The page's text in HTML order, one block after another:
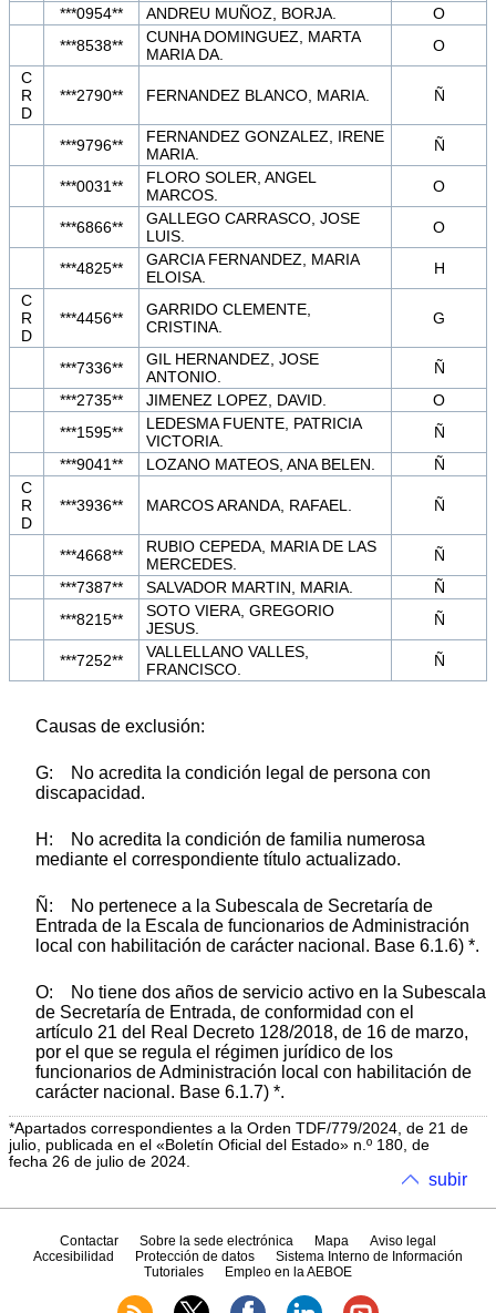
***0954**
ANDREU MUÑOZ, BORJA.
O
***8538**
CUNHA DOMINGUEZ, MARTA
MARIA DA.
O
C
R
D
***2790** FERNANDEZ BLANCO, MARIA. Ñ
***9796**
FERNANDEZ GONZALEZ, IRENE
MARIA.
Ñ
***0031**
FLORO SOLER, ANGEL
MARCOS.
O
***6866**
GALLEGO CARRASCO, JOSE
LUIS.
O
***4825**
GARCIA FERNANDEZ, MARIA
ELOISA.
H
C
R
D
***4456**
GARRIDO CLEMENTE,
CRISTINA.
G
***7336**
GIL HERNANDEZ, JOSE
ANTONIO.
Ñ
***2735**
JIMENEZ LOPEZ, DAVID.
O
***1595**
LEDESMA FUENTE, PATRICIA
VICTORIA.
Ñ
***9041**
LOZANO MATEOS, ANA BELEN.
Ñ
C
R
D
***3936** MARCOS ARANDA, RAFAEL. Ñ
***4668**
RUBIO CEPEDA, MARIA DE LAS
MERCEDES.
Ñ
***7387**
SALVADOR MARTIN, MARIA.
Ñ
***8215**
SOTO VIERA, GREGORIO
JESUS.
Ñ
***7252**
VALLELLANO VALLES,
FRANCISCO.
Ñ
Causas de exclusión:
G: No acredita la condición legal de persona con
discapacidad.
H: No acredita la condición de familia numerosa
mediante el correspondiente título actualizado.
Ñ: No pertenece a la Subescala de Secretaría de
Entrada de la Escala de funcionarios de Administración
local con habilitación de carácter nacional. Base 6.1.6) *.
O: No tiene dos años de servicio activo en la Subescala
de Secretaría de Entrada, de conformidad con el
artículo 21 del Real Decreto 128/2018, de 16 de marzo,
por el que se regula el régimen jurídico de los
funcionarios de Administración local con habilitación de
carácter nacional. Base 6.1.7) *.
*Apartados correspondientes a la Orden TDF/779/2024, de 21 de
julio, publicada en el «Boletín Oficial del Estado» n.º 180, de
fecha 26 de julio de 2024.
subir
Contactar Sobre la sede electrónica Mapa
Aviso legal
Accesibilidad
Protección de datos
Sistema Interno de Información
Tutoriales
Empleo en la AEBOE